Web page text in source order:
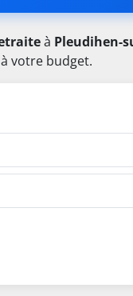
à Pleudihen-
votre budget.